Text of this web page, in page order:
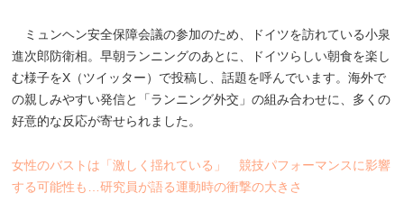
ミュンヘン安全保障会議の参加のため、ドイツを訪れている小泉
進次郎防衛相。早朝ランニングのあとに、ドイツらしい朝食を楽し
む様子をX（ツイッター）で投稿し、話題を呼んでいます。海外で
の親しみやすい発信と「ランニング外交」の組み合わせに、多くの
好意的な反応が寄せられました。
女性のバストは「激しく揺れている」 競技パフォーマンスに影響
する可能性も…研究員が語る運動時の衝撃の大きさ